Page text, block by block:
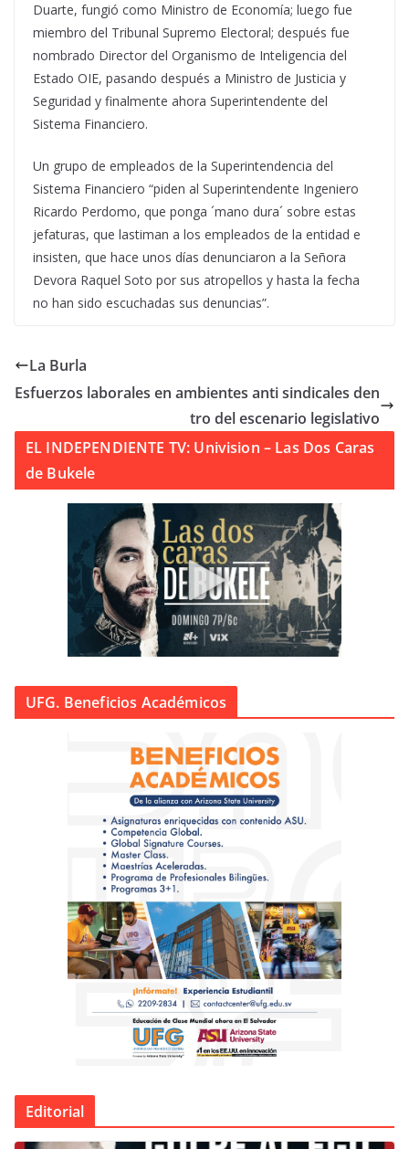
Duarte, fungió como Ministro de Economía; luego fue
miembro del Tribunal Supremo Electoral; después fue
nombrado Director del Organismo de Inteligencia del
Estado OIE, pasando después a Ministro de Justicia y
Seguridad y finalmente ahora Superintendente del
Sistema Financiero.
Un grupo de empleados de la Superintendencia del
Sistema Financiero “piden al Superintendente Ingeniero
Ricardo Perdomo, que ponga ´mano dura´ sobre estas
jefaturas, que lastiman a los empleados de la entidad e
insisten, que hace unos días denunciaron a la Señora
Devora Raquel Soto por sus atropellos y hasta la fecha
no han sido escuchadas sus denuncias”.
La Burla
Esfuerzos laborales en ambientes anti sindicales den
tro del escenario legislativo
EL INDEPENDIENTE TV: Univision – Las Dos Caras
de Bukele
UFG. Beneficios Académicos
Editorial